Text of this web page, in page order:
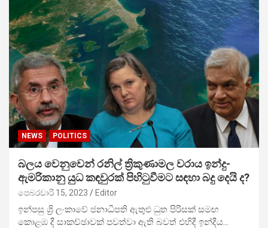
NEWS POLITICS
බලය වෙනුවෙන් රනිල් ත්‍රිකුණාමල වරාය ඉන්දු-
ඇමරිකානු යුධ කඳවුරක් පිහිටුවීමට සඳහා බදු දෙයි ද?
පෙබරවාරි 15, 2023 Editor
ඉන්පසු ශ්‍රි ලංකාවේ ජනාධිපති ඇතුළු ධුත පිරිසක් සමඟ
කොළඹ දී සාකච්ඡාවක් පවත්වා ඇති බවත් එහිදී ඉන්දීය…